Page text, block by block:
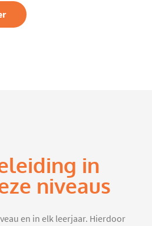
in
niveaus
en in elk leerjaar. Hierdoor